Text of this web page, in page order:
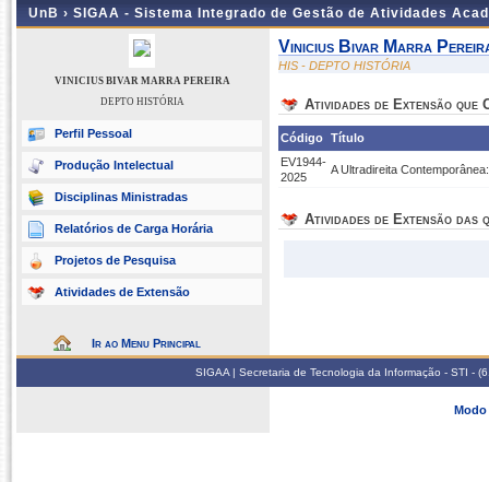
UnB › SIGAA - Sistema Integrado de Gestão de Atividades
VINICIUS BIVAR MARRA PEREIRA
DEPTO HISTÓRIA
Perfil Pessoal
Produção Intelectual
Disciplinas Ministradas
Relatórios de Carga Horária
Projetos de Pesquisa
Atividades de Extensão
Ir ao Menu Principal
Vinicius Bivar Marra
HIS - DEPTO HISTÓRIA
Atividades de Extensão que
Código Título
EV1944-
2025
A Ultradireita
Atividades de Extensão das
SIGAA | Secretaria de Tecnologia da Informação - STI -
Modo